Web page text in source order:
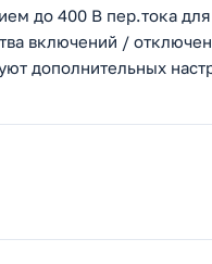
до 400 В пер.тока
включений /
дополнительных